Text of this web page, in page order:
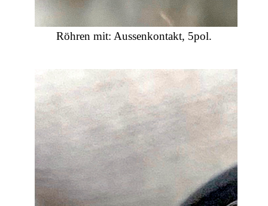
Röhren mit: Aussenkontakt, 5pol.